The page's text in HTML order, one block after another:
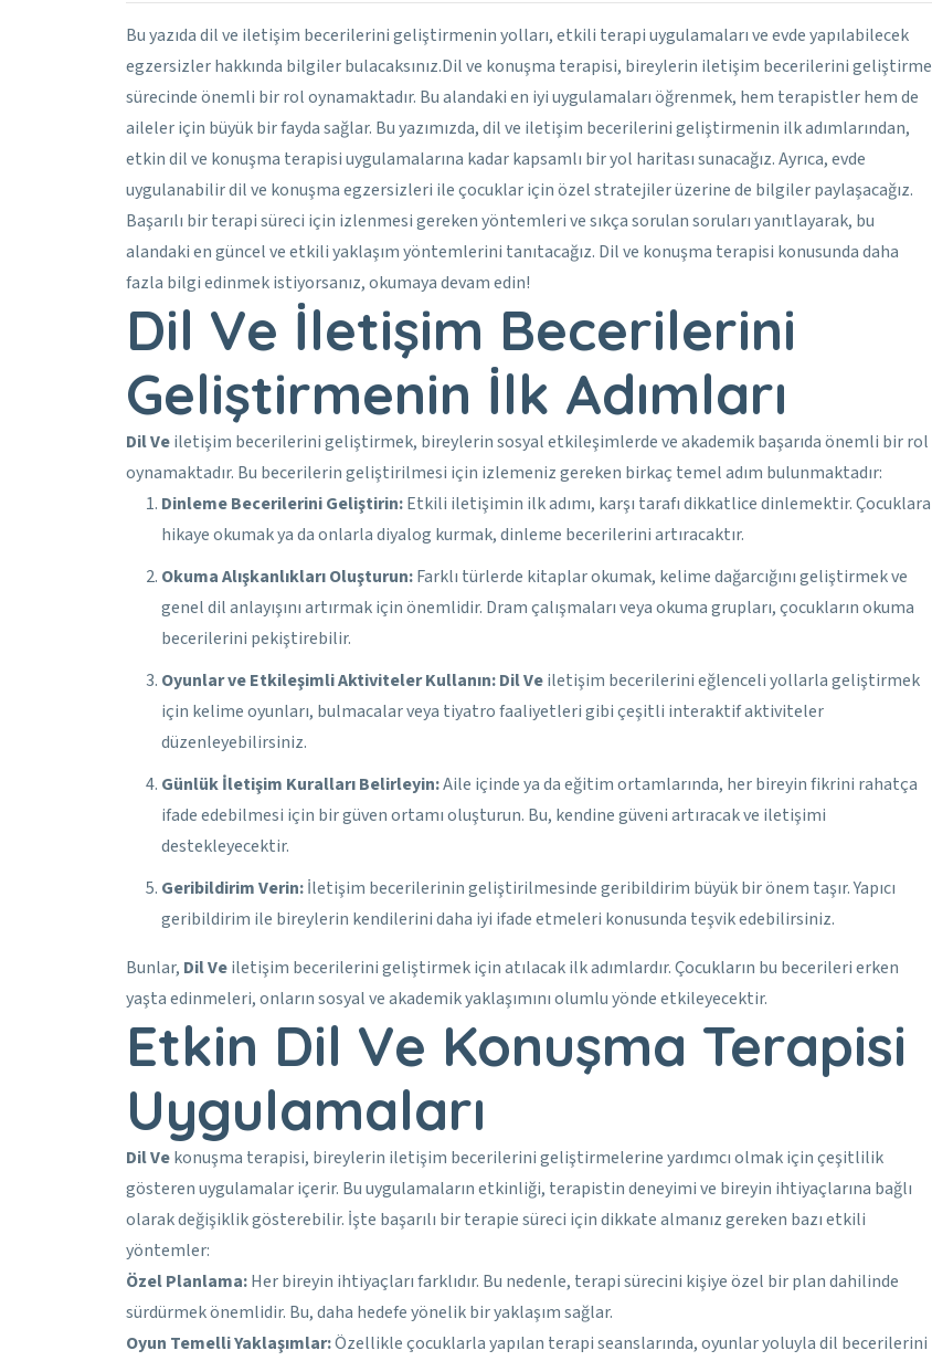
Bu yazıda dil ve iletişim becerilerini geliştirmenin yolları, etkili terapi uygulamaları ve evde yapılabilecek
egzersizler hakkında bilgiler bulacaksınız.Dil ve konuşma terapisi, bireylerin iletişim becerilerini geliştirme
sürecinde önemli bir rol oynamaktadır. Bu alandaki en iyi uygulamaları öğrenmek, hem terapistler hem de
aileler için büyük bir fayda sağlar. Bu yazımızda, dil ve iletişim becerilerini geliştirmenin ilk adımlarından,
etkin dil ve konuşma terapisi uygulamalarına kadar kapsamlı bir yol haritası sunacağız. Ayrıca, evde
uygulanabilir dil ve konuşma egzersizleri ile çocuklar için özel stratejiler üzerine de bilgiler paylaşacağız.
Başarılı bir terapi süreci için izlenmesi gereken yöntemleri ve sıkça sorulan soruları yanıtlayarak, bu
alandaki en güncel ve etkili yaklaşım yöntemlerini tanıtacağız. Dil ve konuşma terapisi konusunda daha
fazla bilgi edinmek istiyorsanız, okumaya devam edin!
Dil Ve İletişim Becerilerini
Geliştirmenin İlk Adımları
Dil Veiletişim becerilerini geliştirmek, bireylerin sosyal etkileşimlerde ve akademik başarıda önemli bir rol
oynamaktadır. Bu becerilerin geliştirilmesi için izlemeniz gereken birkaç temel adım bulunmaktadır:
Dinleme Becerilerini Geliştirin:Etkili iletişimin ilk adımı, karşı tarafı dikkatlice dinlemektir. Çocuklara
hikaye okumak ya da onlarla diyalog kurmak, dinleme becerilerini artıracaktır.
Okuma Alışkanlıkları Oluşturun:Farklı türlerde kitaplar okumak, kelime dağarcığını geliştirmek ve
genel dil anlayışını artırmak için önemlidir. Dram çalışmaları veya okuma grupları, çocukların okuma
becerilerini pekiştirebilir.
Oyunlar ve Etkileşimli Aktiviteler Kullanın:Dil Veiletişim becerilerini eğlenceli yollarla geliştirmek
için kelime oyunları, bulmacalar veya tiyatro faaliyetleri gibi çeşitli interaktif aktiviteler
düzenleyebilirsiniz.
Günlük İletişim Kuralları Belirleyin:Aile içinde ya da eğitim ortamlarında, her bireyin fikrini rahatça
ifade edebilmesi için bir güven ortamı oluşturun. Bu, kendine güveni artıracak ve iletişimi
destekleyecektir.
Geribildirim Verin:İletişim becerilerinin geliştirilmesinde geribildirim büyük bir önem taşır. Yapıcı
geribildirim ile bireylerin kendilerini daha iyi ifade etmeleri konusunda teşvik edebilirsiniz.
Bunlar, Dil Veiletişim becerilerini geliştirmek için atılacak ilk adımlardır. Çocukların bu becerileri erken
yaşta edinmeleri, onların sosyal ve akademik yaklaşımını olumlu yönde etkileyecektir.
Etkin Dil Ve Konuşma Terapisi
Uygulamaları
Dil Vekonuşma terapisi, bireylerin iletişim becerilerini geliştirmelerine yardımcı olmak için çeşitlilik
gösteren uygulamalar içerir. Bu uygulamaların etkinliği, terapistin deneyimi ve bireyin ihtiyaçlarına bağlı
olarak değişiklik gösterebilir. İşte başarılı bir terapie süreci için dikkate almanız gereken bazı etkili
yöntemler:
Özel Planlama:Her bireyin ihtiyaçları farklıdır. Bu nedenle, terapi sürecini kişiye özel bir plan dahilinde
sürdürmek önemlidir. Bu, daha hedefe yönelik bir yaklaşım sağlar.
Oyun Temelli Yaklaşımlar:Özellikle çocuklarla yapılan terapi seanslarında, oyunlar yoluyla dil becerilerini